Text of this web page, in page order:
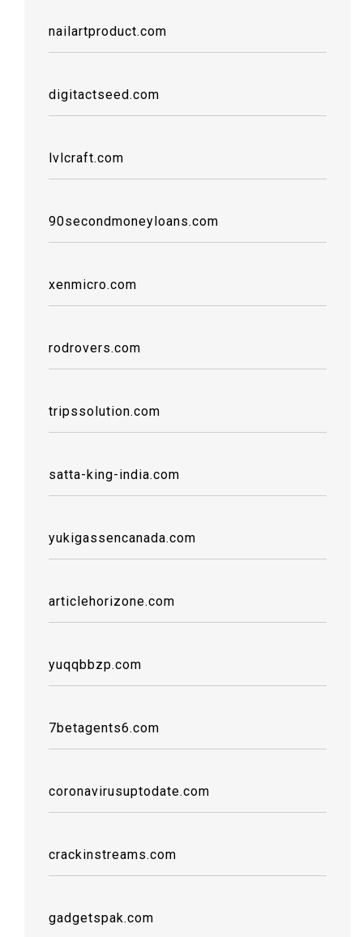
nailartproduct.com
digitactseed.com
lvlcraft.com
90secondmoneyloans.com
xenmicro.com
rodrovers.com
tripssolution.com
satta-king-india.com
yukigassencanada.com
articlehorizone.com
yuqqbbzp.com
7betagents6.com
coronavirusuptodate.com
crackinstreams.com
gadgetspak.com